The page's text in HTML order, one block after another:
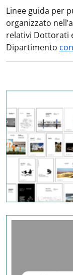
Linee guida per
organizzato
relativi Dottorati
Dipartimento